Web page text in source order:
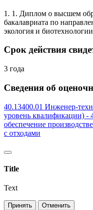
1. 1. Диплом о высшем
бакалавриата по
экология и
Срок действия
3 года
Сведения об
40.13400.01 Инженер-
уровень квалификации) -
обеспечение
с отходами
Title
Text
Принять Отменить